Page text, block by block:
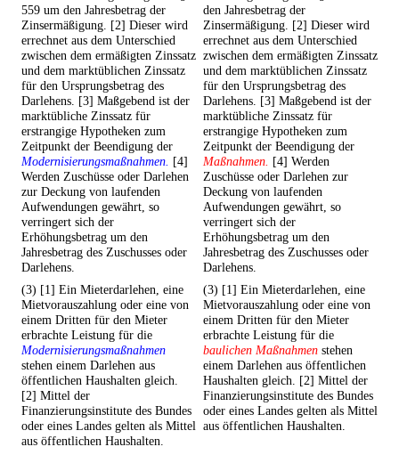
559 um den Jahresbetrag der
Zinsermäßigung. [2] Dieser wird
errechnet aus dem Unterschied
zwischen dem ermäßigten Zinssatz
und dem marktüblichen Zinssatz
für den Ursprungsbetrag des
Darlehens. [3] Maßgebend ist der
marktübliche Zinssatz für
erstrangige Hypotheken zum
Zeitpunkt der Beendigung der
Modernisierungsmaßnahmen. [4]
Werden Zuschüsse oder Darlehen
zur Deckung von laufenden
Aufwendungen gewährt, so
verringert sich der
Erhöhungsbetrag um den
Jahresbetrag des Zuschusses oder
Darlehens.
den Jahresbetrag der
Zinsermäßigung. [2] Dieser wird
errechnet aus dem Unterschied
zwischen dem ermäßigten Zinssatz
und dem marktüblichen Zinssatz
für den Ursprungsbetrag des
Darlehens. [3] Maßgebend ist der
marktübliche Zinssatz für
erstrangige Hypotheken zum
Zeitpunkt der Beendigung der
Maßnahmen. [4] Werden
Zuschüsse oder Darlehen zur
Deckung von laufenden
Aufwendungen gewährt, so
verringert sich der
Erhöhungsbetrag um den
Jahresbetrag des Zuschusses oder
Darlehens.
(3) [1] Ein Mieterdarlehen, eine
Mietvorauszahlung oder eine von
einem Dritten für den Mieter
erbrachte Leistung für die
Modernisierungsmaßnahmen
stehen einem Darlehen aus
öffentlichen Haushalten gleich.
[2] Mittel der
Finanzierungsinstitute des Bundes
oder eines Landes gelten als Mittel
aus öffentlichen Haushalten.
(3) [1] Ein Mieterdarlehen, eine
Mietvorauszahlung oder eine von
einem Dritten für den Mieter
erbrachte Leistung für die
baulichen Maßnahmen stehen
einem Darlehen aus öffentlichen
Haushalten gleich. [2] Mittel der
Finanzierungsinstitute des Bundes
oder eines Landes gelten als Mittel
aus öffentlichen Haushalten.